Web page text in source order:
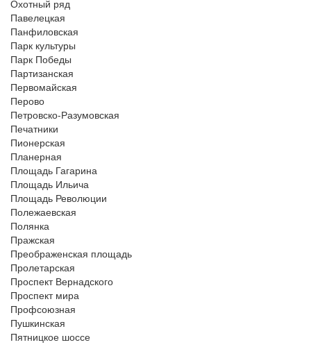
Охотный ряд
Павелецкая
Панфиловская
Парк культуры
Парк Победы
Партизанская
Первомайская
Перово
Петровско-Разумовская
Печатники
Пионерская
Планерная
Площадь Гагарина
Площадь Ильича
Площадь Революции
Полежаевская
Полянка
Пражская
Преображенская площадь
Пролетарская
Проспект Вернадского
Проспект мира
Профсоюзная
Пушкинская
Пятницкое шоссе